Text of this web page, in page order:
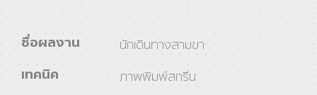
ชื่อผลงาน นักเดินทางสามขา
เทคนิค ภาพพิมพ์สกรีน